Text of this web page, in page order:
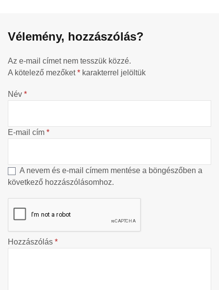
Vélemény, hozzászólás?
Az e-mail címet nem tesszük közzé.
A kötelező mezőket* karakterrel jelöltük
Név *
E-mail cím *
A nevem és e-mail címem mentése a böngészőben a
következő hozzászólásomhoz.
Hozzászólás *